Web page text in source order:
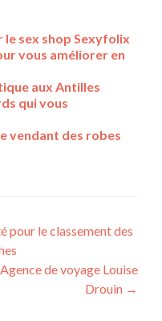
le sex shop Sexyfolix
vous améliorer en
aux Antilles
qui vous
vendant des robes
pour le classement des
Agence de voyage Louise
Drouin →